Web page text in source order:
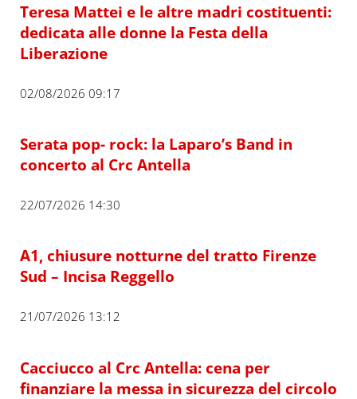
Teresa Mattei e le altre madri costituenti:
dedicata alle donne la Festa della
Liberazione
02/08/2026 09:17
Serata pop- rock: la Laparo’s Band in
concerto al Crc Antella
22/07/2026 14:30
A1, chiusure notturne del tratto Firenze
Sud – Incisa Reggello
21/07/2026 13:12
Cacciucco al Crc Antella: cena per
finanziare la messa in sicurezza del circolo